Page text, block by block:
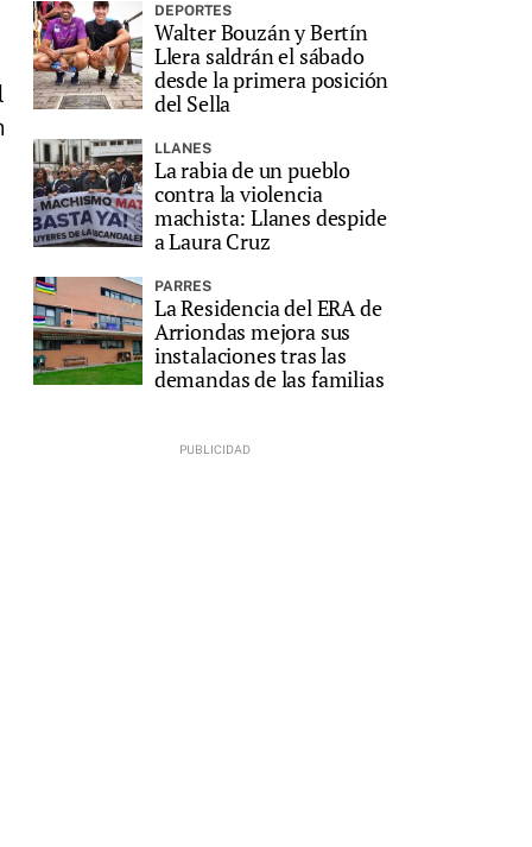
DEPORTES
Walter Bouzán y Bertín
Llera saldrán el sábado
desde la primera posición
del Sella
LLANES
La rabia de un pueblo
contra la violencia
machista: Llanes despide
a Laura Cruz
PARRES
La Residencia del ERA de
Arriondas mejora sus
instalaciones tras las
demandas de las familias